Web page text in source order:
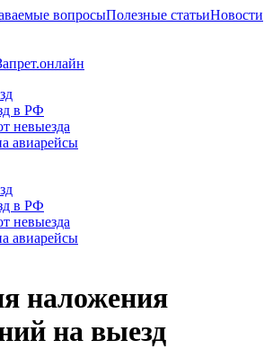
вопросыПолезные статьиНовости
в РФ
невыезда
авиарейсы
в РФ
невыезда
авиарейсы
наложения
на выезд